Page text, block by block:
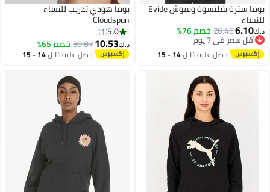
بوما سترة بقلنسوة ونقوش Evide
للنساء
د.ك‏6.10
26.45خصم 76%
أقل سعر في 7 يوم
أقل سعر في 7 يوماحصل عليه خلال 14 - 15
بوما هودي تدريب للنساء
Cloudspun
5.0
1
د.ك‏10.53
30.87خصم 65%
احصل عليه خلال 14 - 15